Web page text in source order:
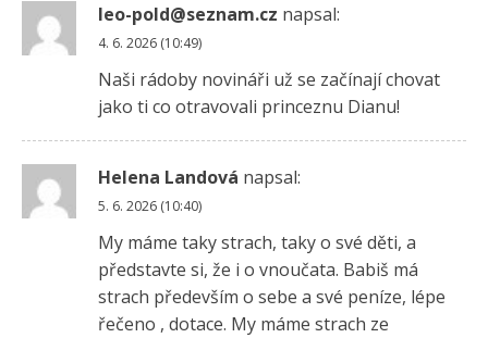
leo-pold@seznam.cz napsal:
4. 6. 2026 (10:49)
Naši rádoby novináři už se začínají chovat
jako ti co otravovali princeznu Dianu!
Helena Landová napsal:
5. 6. 2026 (10:40)
My máme taky strach, taky o své děti, a
představte si, že i o vnoučata. Babiš má
strach především o sebe a své peníze, lépe
řečeno , dotace. My máme strach ze